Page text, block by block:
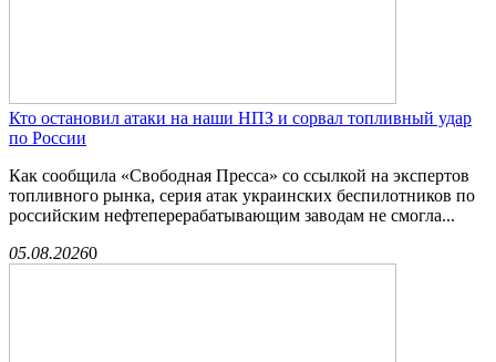
Кто остановил атаки на наши НПЗ и сорвал топливный удар
по России
Как сообщила «Свободная Пресса» со ссылкой на экспертов
топливного рынка, серия атак украинских беспилотников по
российским нефтеперерабатывающим заводам не смогла...
05.08.20260